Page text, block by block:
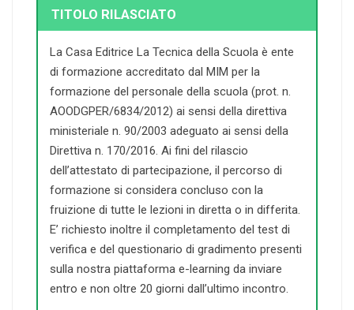
TITOLO RILASCIATO
La Casa Editrice La Tecnica della Scuola è ente
di formazione accreditato dal MIM per la
formazione del personale della scuola (prot. n.
AOODGPER/6834/2012) ai sensi della direttiva
ministeriale n. 90/2003 adeguato ai sensi della
Direttiva n. 170/2016. Ai fini del rilascio
dell’attestato di partecipazione, il percorso di
formazione si considera concluso con la
fruizione di tutte le lezioni in diretta o in differita.
E’ richiesto inoltre il completamento del test di
verifica e del questionario di gradimento presenti
sulla nostra piattaforma e-learning da inviare
entro e non oltre 20 giorni dall’ultimo incontro.